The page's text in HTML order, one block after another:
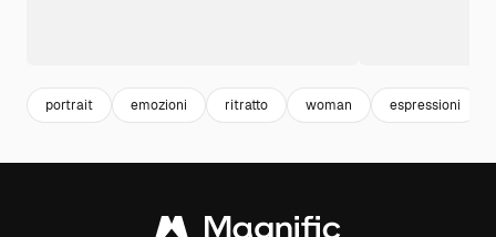
portrait emozioni ritratto woman espressioni